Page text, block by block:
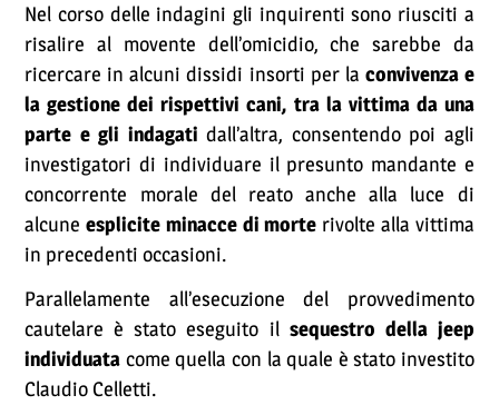
Nel corso delle indagini gli inquirenti sono riusciti a
risalire al movente dell’omicidio, che sarebbe da
ricercare in alcuni dissidi insorti per la convivenza e
la gestione dei rispettivi cani, tra la vittima da una
parte e gli indagati dall’altra, consentendo poi agli
investigatori di individuare il presunto mandante e
concorrente morale del reato anche alla luce di
alcuneesplicite minacce di morte rivolte alla vittima
in precedenti occasioni.
Parallelamente all’esecuzione del provvedimento
cautelare è stato eseguito il sequestro della jeep
individuata come quella con la quale è stato investito
Claudio Celletti.